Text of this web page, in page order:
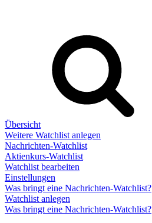
Übersicht
Weitere Watchlist anlegen
Nachrichten-Watchlist
Aktienkurs-Watchlist
Watchlist bearbeiten
Einstellungen
Was bringt eine Nachrichten-Watchlist?
Watchlist anlegen
Was bringt eine Nachrichten-Watchlist?